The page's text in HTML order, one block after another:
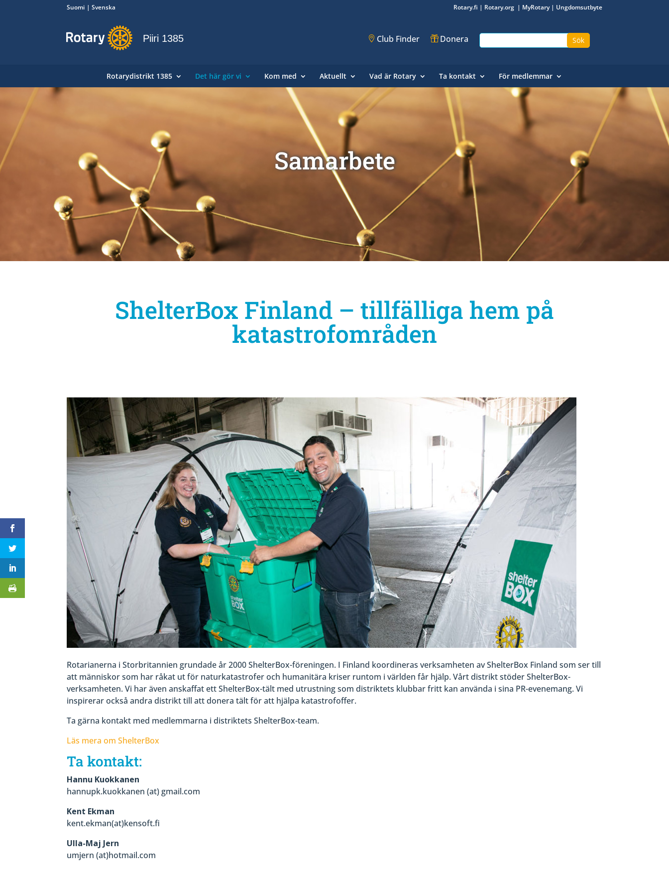
Suomi Svenska Rotary.fi | Rotary.org | MyRotary| Ungdomsutbyte
Piiri 1385 Club Finder Donera
Rotarydistrikt 1385 Det här gör vi Kom med Aktuellt Vad är Rotary Ta kontakt För medlemmar
Samarbete
ShelterBox Finland – tillfälliga hem på
katastrofområden
Rotarianerna i Storbritannien grundade år 2000 ShelterBox-föreningen. I Finland koordineras verksamheten av ShelterBox Finland som ser till
att människor som har råkat ut för naturkatastrofer och humanitära kriser runtom i världen får hjälp. Vårt distrikt stöder ShelterBox-
verksamheten. Vi har även anskaffat ett ShelterBox-tält med utrustning som distriktets klubbar fritt kan använda i sina PR-evenemang. Vi
inspirerar också andra distrikt till att donera tält för att hjälpa katastrofoffer.
Ta gärna kontakt med medlemmarna i distriktets ShelterBox-team.
Läs mera om ShelterBox
Ta kontakt:
Hannu Kuokkanen
hannupk.kuokkanen (at) gmail.com
Kent Ekman
kent.ekman(at)kensoft.fi
Ulla-Maj Jern
umjern (at)hotmail.com